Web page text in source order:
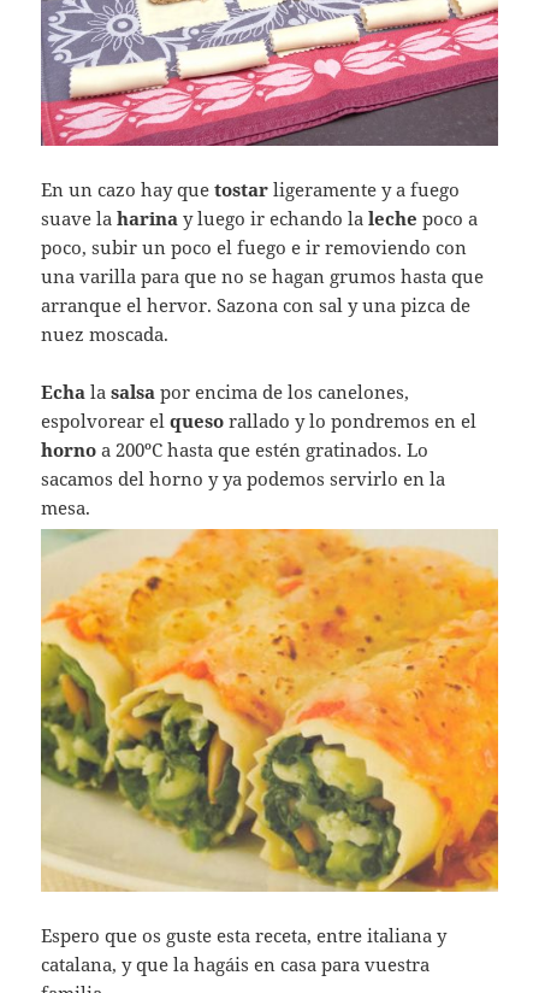
En un cazo hay quetostar ligeramente y a fuego
suave laharina y luego ir echando laleche poco a
poco, subir un poco el fuego e ir removiendo con
una varilla para que no se hagan grumos hasta que
arranque el hervor. Sazona con sal y una pizca de
nuez moscada.
Echa lasalsa por encima de los canelones,
espolvorear elqueso rallado y lo pondremos en el
horno a 200ºC hasta que estén gratinados. Lo
sacamos del horno y ya podemos servirlo en la
mesa.
Espero que os guste esta receta, entre italiana y
catalana, y que la hagáis en casa para vuestra